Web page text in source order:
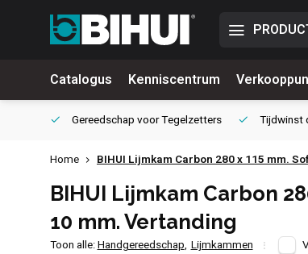
Catalogus Kenniscentrum
Gereedschap voorTegelzetters Tijdwinst
Home BIHUI Lijmkam Carbon 280 x 115 mm.
BIHUI Lijmkam Carbon
10 mm. Vertanding
Toon alle:Handgereedschap, Lijmkammen